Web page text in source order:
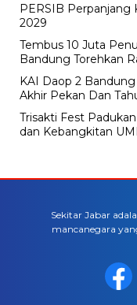
PERSIB Perpanjang
2029
Tembus 10 Juta
Bandung Torehkan
KAI Daop 2
Akhir Pekan Dan
Trisakti Fest
dan Kebangkitan
Sekitar Jabar
mancanegara